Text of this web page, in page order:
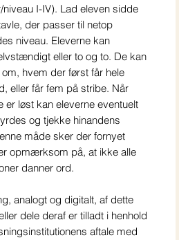
I-IV). Lad eleven sidde
der passer til netop
niveau. Eleverne kan
eller to og to. De kan
hvem der først får hele
eller får fem på stribe. Når
er løst kan eleverne eventuelt
og tjekke hinandens
måde sker der fornyet
opmærksom på, at ikke alle
danner ord.
analogt og digitalt, af dette
dele deraf er tilladt i henhold
aftale med